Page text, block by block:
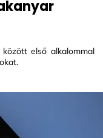
első alkalommal